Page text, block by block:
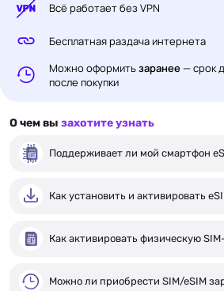
Всё работает без VPN
Бесплатная раздача интернета
Можно оформитьзаранее— срок
после покупки
О чем вы захотите узнать
Поддерживает ли мой смартфон
Как установить и активировать
Как активировать физическую
Можно ли приобрести SIM/eSIM